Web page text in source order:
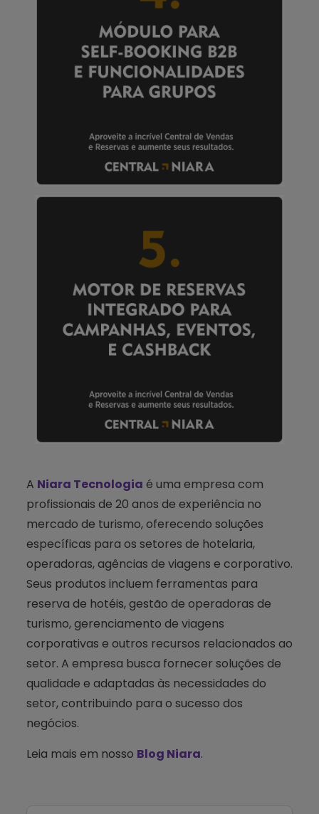
A Niara Tecnologia é uma empresa com
profissionais de 20 anos de experiência no
mercado de turismo, oferecendo soluções
específicas para os setores de hotelaria,
operadoras, agências de viagens e corporativo.
Seus produtos incluem ferramentas para
reserva de hotéis, gestão de operadoras de
turismo, gerenciamento de viagens
corporativas e outros recursos relacionados ao
setor. A empresa busca fornecer soluções de
qualidade e adaptadas às necessidades do
setor, contribuindo para o sucesso dos
negócios.
Leia mais em nosso Blog Niara.